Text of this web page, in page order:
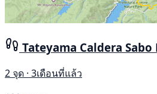
Tateyama Caldera
2 จุด · 3เดือนที่แล้ว